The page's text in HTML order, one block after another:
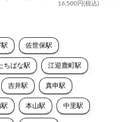
16,500円(税込)
駅 佐世保駅
ちばな駅 江迎鹿町駅
吉井駅 真申駅
駅 本山駅 中里駅